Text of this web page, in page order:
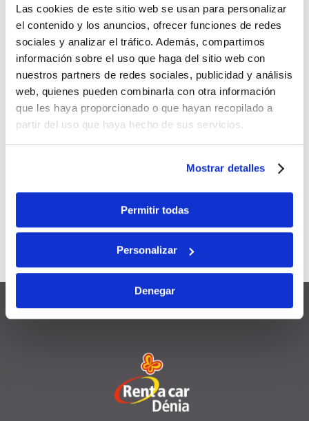
Las cookies de este sitio web se usan para personalizar
el contenido y los anuncios, ofrecer funciones de redes
sociales y analizar el tráfico. Además, compartimos
información sobre el uso que haga del sitio web con
nuestros partners de redes sociales, publicidad y análisis
web, quienes pueden combinarla con otra información
que les haya proporcionado o que hayan recopilado a
partir del uso que haya hecho de sus servicios.
Mostrar detalles
Permitir todas
Personalizar
Denegar
Wenn Sie bereits bei Rent a Car
Dénia ein Auto gemietet haben,
registrieren Sie sich und sichern
Sie sich exklusive Vorteile:
5 % Rabatt
Gilt für alle Ihrezukünftigen
Mit anderen Aktionen und
Rabattenkombinierbar
Gültig12 Monate
Anmeldedatum